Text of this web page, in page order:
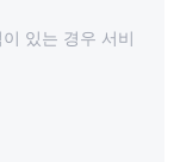
있는 경우 서비